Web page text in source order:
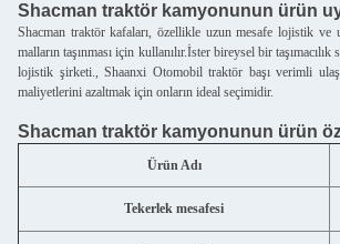
Shacman traktör kamyonunun ürün
Shacman traktör kafaları, özellikle uzun mesafe lojistik ve
malların taşınması için kullanılır.İster bireysel bir
lojistik şirketi., Shaanxi Otomobil traktör başı verimli
maliyetlerini azaltmak için onların ideal seçimidir.
Shacman traktör kamyonunun ürün
Ürün Adı
Tekerlek mesafesi